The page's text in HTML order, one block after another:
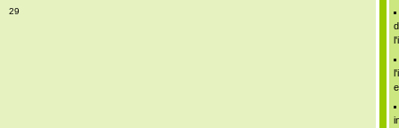
29